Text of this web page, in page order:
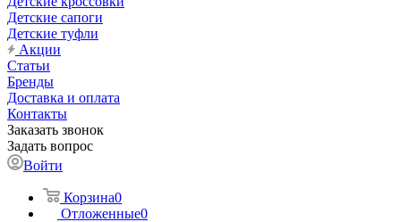
Детские сапоги
Детские туфли
Акции
Статьи
Бренды
Доставка и оплата
Контакты
Заказать звонок
Задать вопрос
Войти
Корзина0
Отложенные0